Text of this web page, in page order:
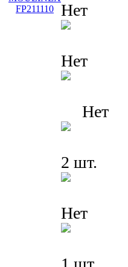
Нет
Нет
Нет
2 шт.
Нет